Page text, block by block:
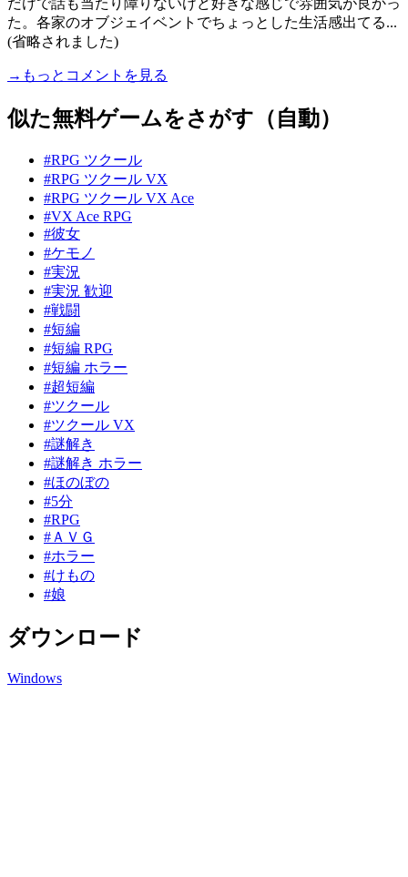
た。各家のオブジェイベントでちょっとした生活感出てる...
(省略されました)
→もっとコメントを見る
似た無料ゲームをさがす（自動）
#RPG ツクール
#RPG ツクール VX
#RPG ツクール VX Ace
#VX Ace RPG
#彼女
#ケモノ
#実況
#実況 歓迎
#戦闘
#短編
#短編 RPG
#短編 ホラー
#超短編
#ツクール
#ツクール VX
#謎解き
#謎解き ホラー
#ほのぼの
#5分
#RPG
#ＡＶＧ
#ホラー
#けもの
#娘
ダウンロード
Windows